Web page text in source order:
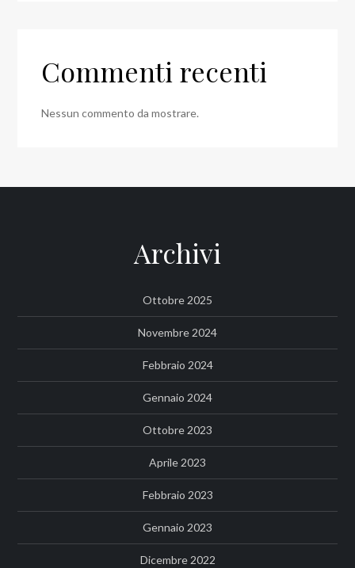
Commenti recenti
Nessun commento da mostrare.
Archivi
Ottobre 2025
Novembre 2024
Febbraio 2024
Gennaio 2024
Ottobre 2023
Aprile 2023
Febbraio 2023
Gennaio 2023
Dicembre 2022